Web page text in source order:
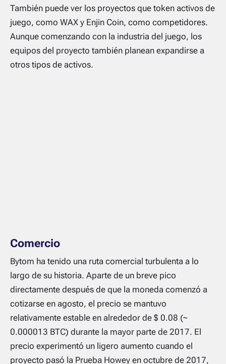
También puede ver los proyectos que token activos de
juego, como WAX y Enjin Coin, como competidores.
Aunque comenzando con la industria del juego, los
equipos del proyecto también planean expandirse a
otros tipos de activos.
Comercio
Bytom ha tenido una ruta comercial turbulenta a lo
largo de su historia. Aparte de un breve pico
directamente después de que la moneda comenzó a
cotizarse en agosto, el precio se mantuvo
relativamente estable en alrededor de $ 0.08 (~
0.000013 BTC) durante la mayor parte de 2017. El
precio experimentó un ligero aumento cuando el
proyecto pasó la Prueba Howey en octubre de 2017,